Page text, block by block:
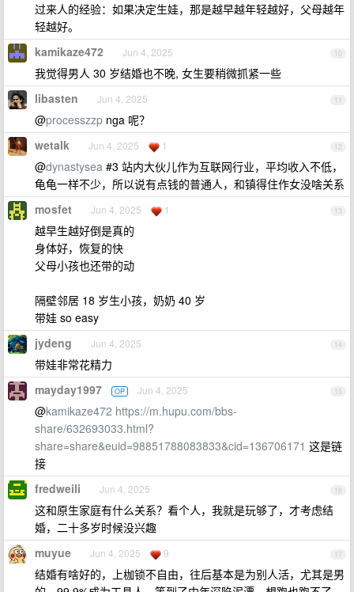
过来人的经验：如果决定生娃，那是越早越年轻越好，父母越年
轻越好。
10
kamikaze472 Jun 4, 2025
我觉得男人 30 岁结婚也不晚, 女生要稍微抓紧一些
11
libasten Jun 4, 2025
@processzzp nga 呢？
12
wetalk Jun 4, 2025 1
@dynastysea #3 站内大伙儿作为互联网行业，平均收入不低，
龟龟一样不少，所以说有点钱的普通人，和镇得住作女没啥关系
13
mosfet Jun 4, 2025 1
越早生越好倒是真的
身体好，恢复的快
父母小孩也还带的动
隔壁邻居 18 岁生小孩，奶奶 40 岁
带娃 so easy
14
jydeng Jun 4, 2025
带娃非常花精力
15
mayday1997 OP Jun 4, 2025
@kamikaze472 https://m.hupu.com/bbs-
share/632693033.html?
share=share&euid=98851788083833&cid=136706171 这是链
接
16
fredweili Jun 4, 2025
这和原生家庭有什么关系？看个人，我就是玩够了，才考虑结
婚，二十多岁时候没兴趣
17
muyue Jun 4, 2025 9
结婚有啥好的，上枷锁不自由，往后基本是为别人活，尤其是男